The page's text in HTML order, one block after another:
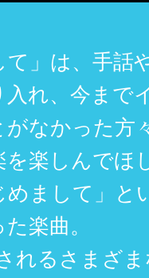
て」は、手話
入れ、今まで
がなかった方
を楽しんでほ
めまして」と
楽曲。
れるさまざ